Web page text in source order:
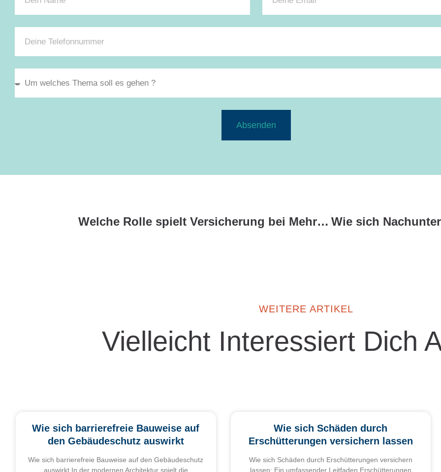
Absenden
Welche Rolle spielt Versicherung bei Mehrfamilienhäusern
WEITERE ARTIKEL
Vielleicht Interessiert Dich
Wie sich barrierefreie Bauweise auf
den Gebäudeschutz auswirkt
Wie sich barrierefreie Bauweise auf den Gebäudeschutz
auswirkt In der modernen Architektur spielt die
Wie sich Schäden durch
Erschütterungen versichern lassen
Wie sich Schäden durch Erschütterungen versichern
lassen: Ein umfassender Leitfaden Erschütterungen